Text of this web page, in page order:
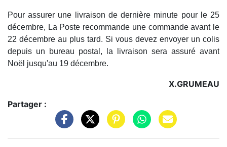
Pour assurer une livraison de dernière minute pour le 25
décembre, La Poste recommande une commande avant le
22 décembre au plus tard. Si vous devez envoyer un colis
depuis un bureau postal, la livraison sera assuré avant
Noël jusqu'au 19 décembre.
X.GRUMEAU
Partager :